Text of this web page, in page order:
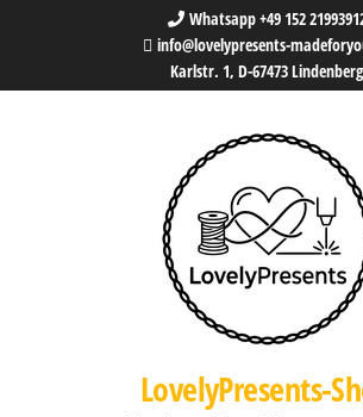
Whatsapp +49 152
info@lovelypresents-
Karlstr. 1, D-67473 Lindenberg
LovelyPresents-